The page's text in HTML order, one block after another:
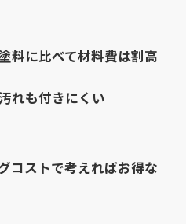
料に比べて材料費は割高
れも付きにくい
コストで考えればお得な